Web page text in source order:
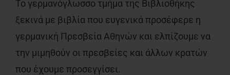
Το γερμανόγλωσσο τμήμα της Βιβλιοθήκης
ξεκινά με βιβλία που ευγενικά προσέφερε η
γερμανική Πρεσβεία Αθηνών και ελπίζουμε να
την μιμηθούν οι πρεσβείες και άλλων κρατών
που έχουμε προσεγγίσει.